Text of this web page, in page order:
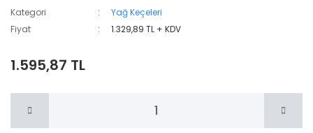
Kategori
Yağ Keçeleri
Fiyat
1.329,89 TL + KDV
1.595,87 TL